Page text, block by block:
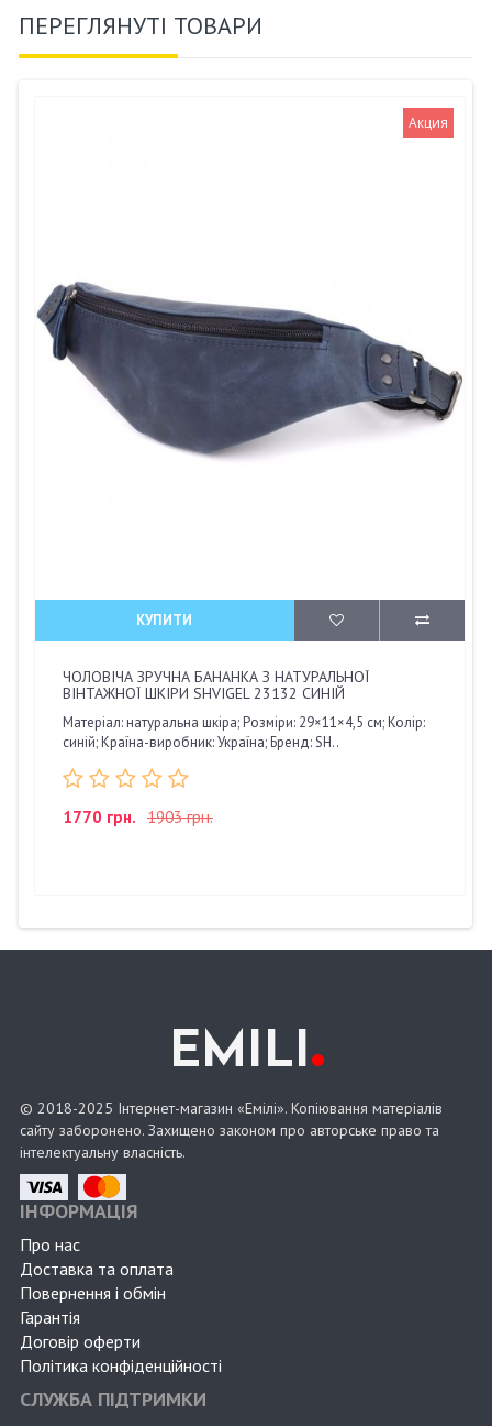
ПЕРЕГЛЯНУТІ ТОВАРИ
Акция
КУПИТИ
ЧОЛОВІЧА ЗРУЧНА БАНАНКА З НАТУРАЛЬНОЇ
ВІНТАЖНОЇ ШКІРИ SHVIGEL 23132 СИНІЙ
Матеріал: натуральна шкіра; Розміри: 29×11×4,5 см; Колір:
синій; Країна-виробник: Україна; Бренд: SH..
1770 грн. 1903 грн.
EMILI.
© 2018-2025 Інтернет-магазин «Емілі». Копіювання матеріалів
сайту заборонено. Захищено законом про авторське право та
інтелектуальну власність.
ІНФОРМАЦІЯ
Про нас
Доставка та оплата
Повернення і обмін
Гарантія
Договір оферти
Політика конфіденційності
СЛУЖБА ПІДТРИМКИ